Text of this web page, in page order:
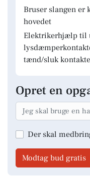
Bruser slangen er
hovedet
Elektrikerhjælp til
tænd/sluk
Opret en
Der skal
Modtag bud gratis